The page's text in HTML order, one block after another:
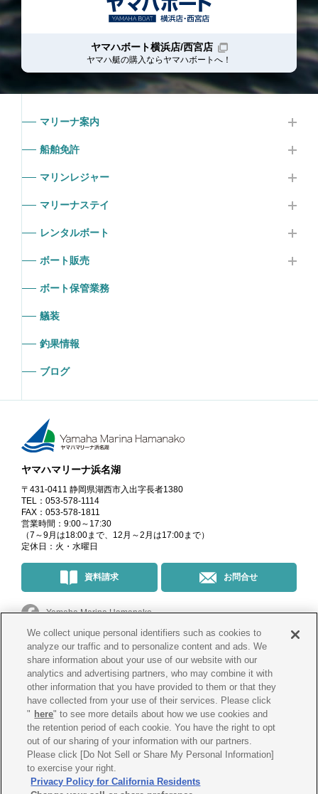
ヤマハボート横浜店/西宮店
ヤマハ艇の購入ならヤマハボート へ！
マリーナ案内
船舶免許
マリンレジャー
マリーナステイ
レンタルボート
ボート販売
ボート保管業務
艤装
釣果情報
ブログ
ヤマハマリーナ浜名湖
〒431-0411 静岡県湖西市入出字長者1380
TEL：053-578-1114
FAX：053-578-1811
営業時間：9:00～17:30
（7～9月は18:00まで、12月～2月は17:00まで）
定休日：火・水曜日
資料請求 お問合せ
Yamaha Marina Hamanako
マリーナ・イベント情報＠yamahamarinahamanako
釣果情報@yamahamarina_hamanako
会社概要 プライバシーポリシー
Cookieポリシー 古物営業法に基づく表示
We collect unique personal identifiers such as cookies to
analyze our traffic and to personalize content and ads. We
share information about your use of our website with our
analytics and advertising partners, who may combine it with
other information that you have provided to them or that they
have collected from your use of their services. Please click
" here" to see more details about how we use cookies and
the retention period of each cookie. You have the right to opt
out of our sharing of your information with our partners.
Please click [Do Not Sell or Share My Personal Information]
to exercise your right.
Privacy Policy for California Residents